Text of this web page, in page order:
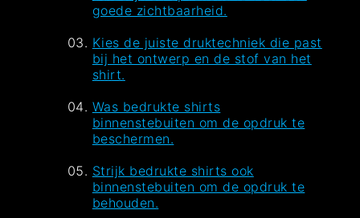
goede zichtbaarheid.
Kies de juiste druktechniek die past
bij het ontwerp en de stof van het
shirt.
Was bedrukte shirts
binnenstebuiten om de opdruk te
beschermen.
Strijk bedrukte shirts ook
binnenstebuiten om de opdruk te
behouden.